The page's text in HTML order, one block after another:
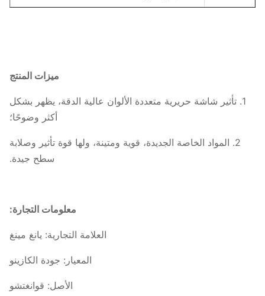
ميزات المنتج
1. تأثير شاشة حريرية متعددة الألوان عالية الدقة، يظهر بشكل
أكثر وضوحًا؛
2. المواد الخاصة الجديدة، قوية ومتينة، ولها قوة تأثير وصلابة
سطح جيدة.
معلومات التجارة:
العلامة التجارية: يانغ مينغ
المعيار: جودة الكازينو
الأصل: قوانغتشو